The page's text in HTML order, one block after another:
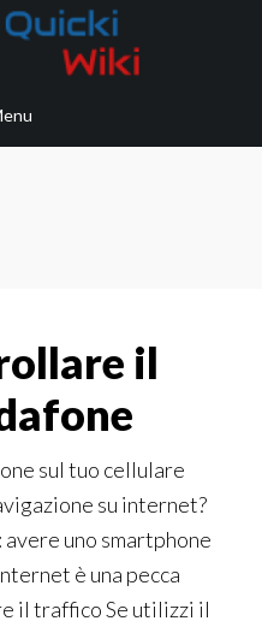
il
sul tuo cellulare
su internet?
uno smartphone
è una pecca
il traffico Se utilizzi il